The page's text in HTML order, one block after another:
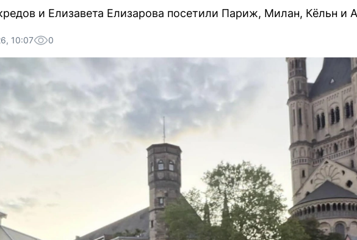
и Елизавета Елизарова посетили Париж, Милан, Кёльн и
10:07 0